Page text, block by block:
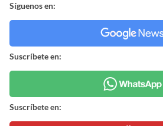
Síguenos en:
Suscríbete en:
Suscríbete en: